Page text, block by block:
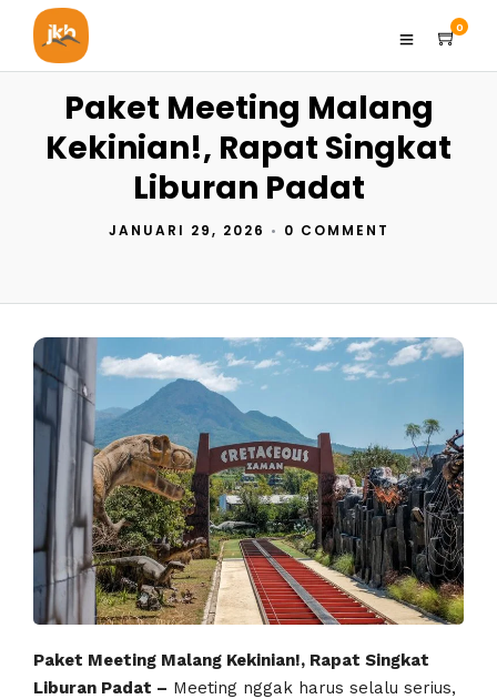
0
Paket Meeting Malang
Kekinian!, Rapat Singkat
Liburan Padat
JANUARI 29, 2026 • 0 COMMENT
Paket Meeting Malang Kekinian!, Rapat Singkat
Liburan Padat – Meeting nggak harus selalu serius,